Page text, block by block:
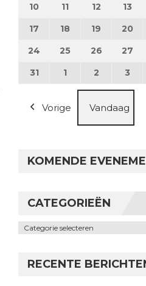
10 10 augustus 2026
11 11 augustus 2026
12 12 13
17 17 augustus 2026
18 18 augustus 2026
19 19 20
24 24 augustus 2026
25 25 augustus
26 26 27
3131 augustus 2026
1 1 september 2026
2 2 3 3
Vorige Vandaag
KOMENDE
CATEGORIEËN
Categorieën
RECENTE